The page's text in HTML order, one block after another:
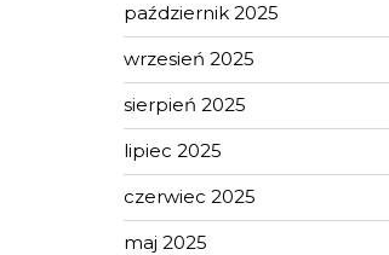
październik 2025
wrzesień 2025
sierpień 2025
lipiec 2025
czerwiec 2025
maj 2025